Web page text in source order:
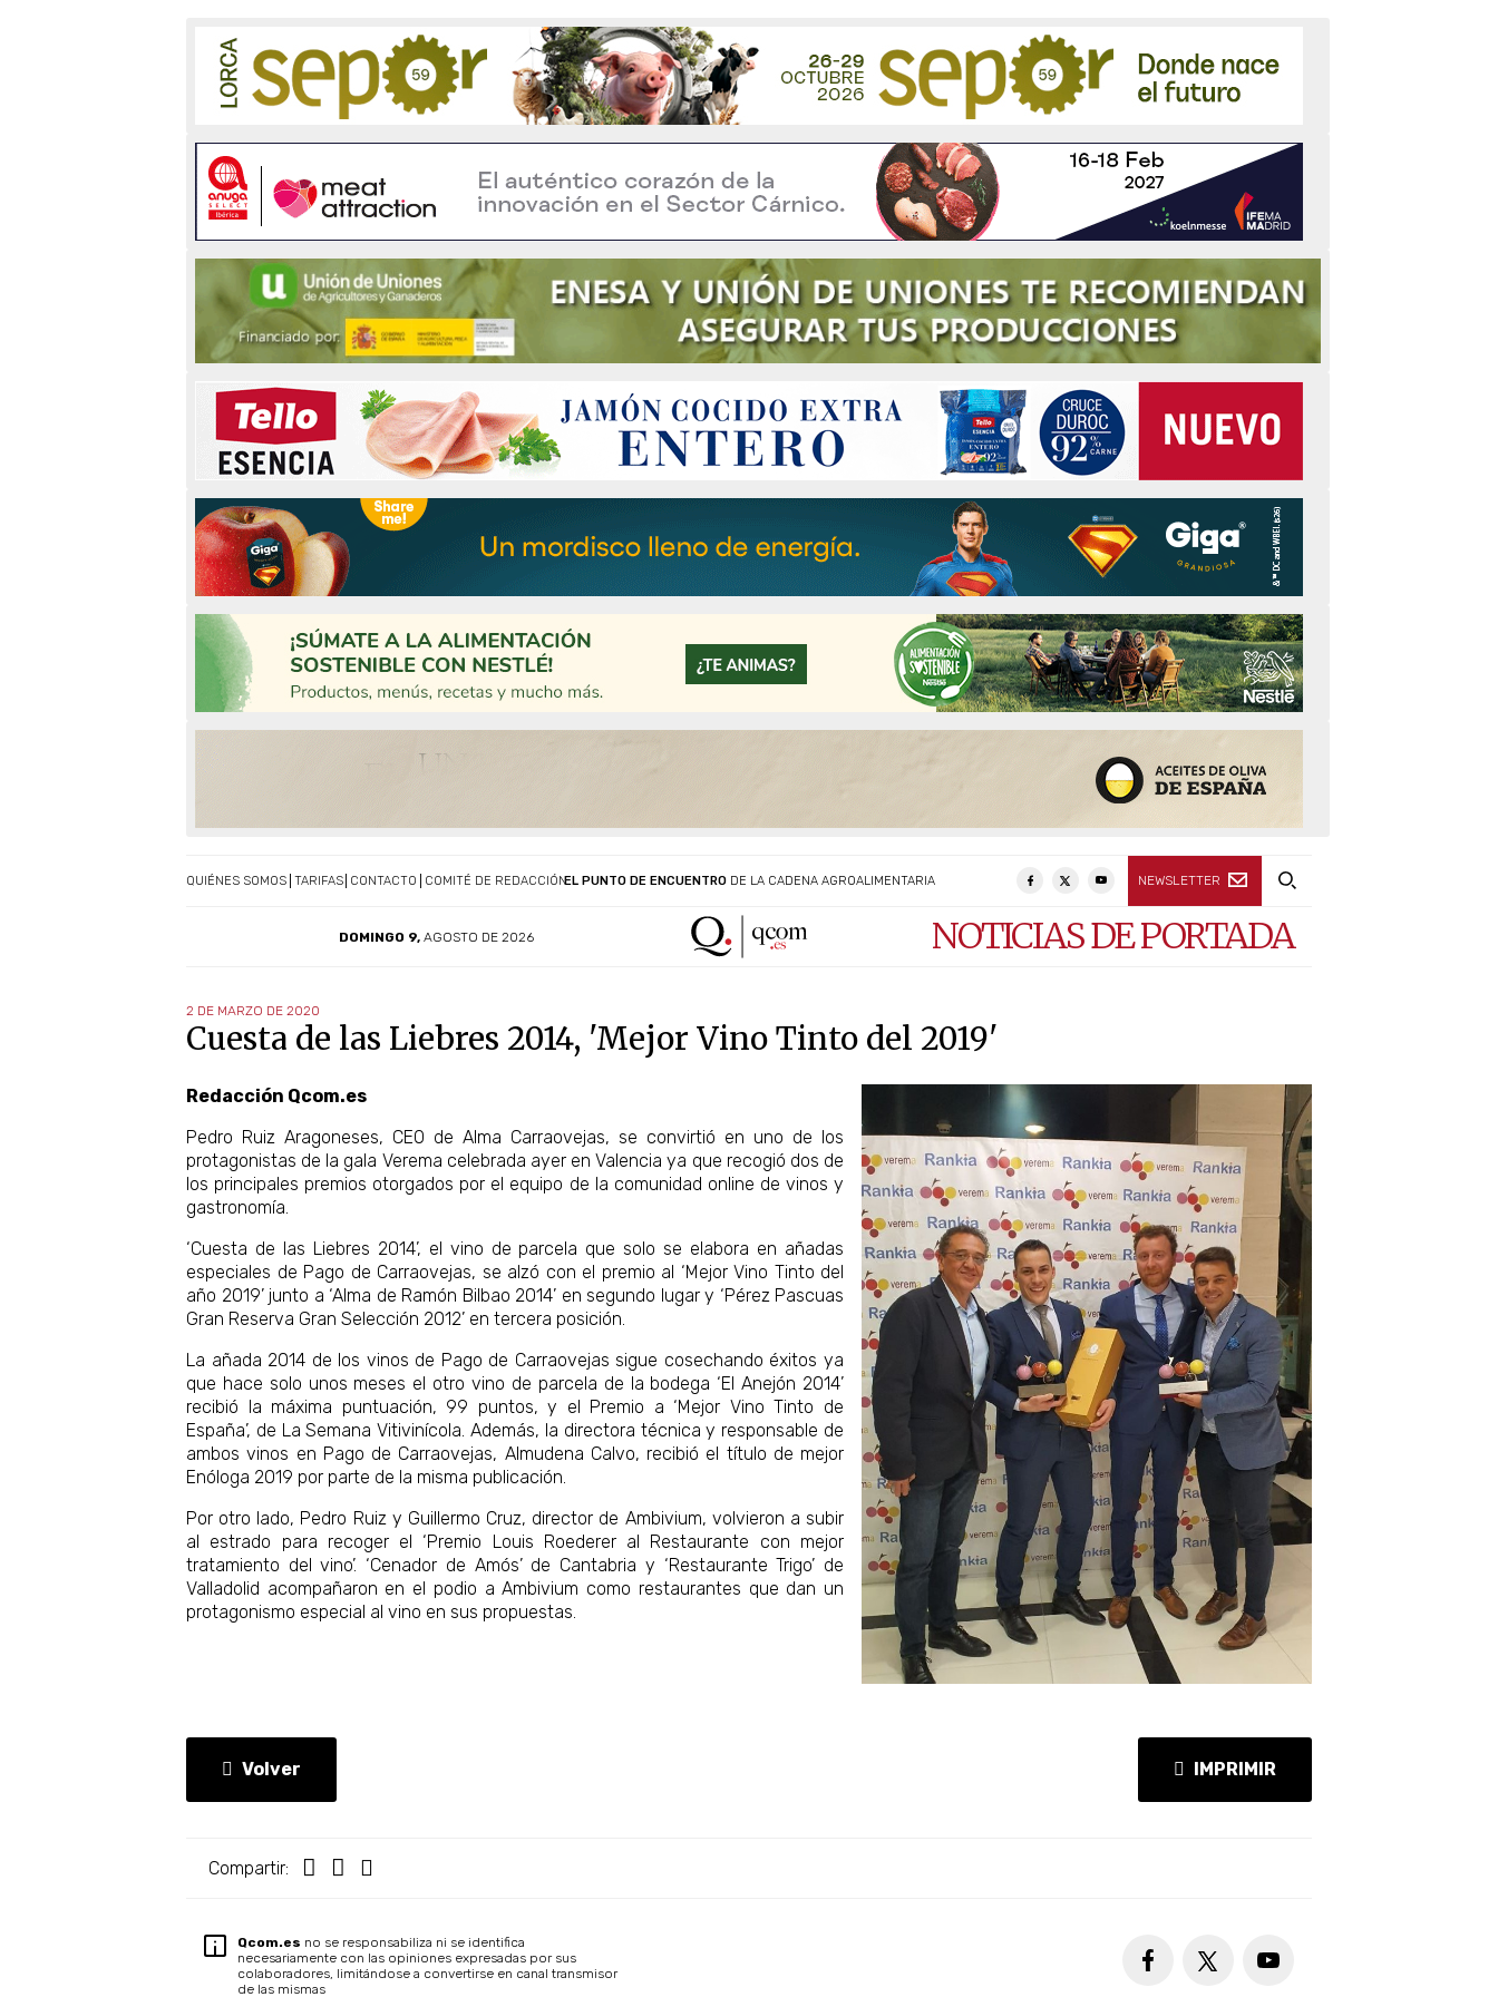
QUIÉNES SOMOS TARIFAS CONTACTO COMITÉ DE REDACCIÓN NEWSLETTER
EL PUNTO DE ENCUENTRODE LA CADENA AGROALIMENTARIA
DOMINGO 9, AGOSTO DE 2026 NOTICIAS DE PORTADA
2 DE MARZO DE 2020
Cuesta de las Liebres 2014, 'Mejor Vino Tinto del 2019'
Redacción Qcom.es
Pedro Ruiz Aragoneses, CEO de Alma Carraovejas, se convirtió en uno de los
protagonistas de la gala Verema celebrada ayer en Valencia ya que recogió dos de
los principales premios otorgados por el equipo de la comunidad online de vinos y
gastronomía.
‘Cuesta de las Liebres 2014’, el vino de parcela que solo se elabora en añadas
especiales de Pago de Carraovejas, se alzó con el premio al ‘Mejor Vino Tinto del
año 2019’ junto a ‘Alma de Ramón Bilbao 2014’ en segundo lugar y ‘Pérez Pascuas
Gran Reserva Gran Selección 2012’ en tercera posición.
La añada 2014 de los vinos de Pago de Carraovejas sigue cosechando éxitos ya
que hace solo unos meses el otro vino de parcela de la bodega ‘El Anejón 2014’
recibió la máxima puntuación, 99 puntos, y el Premio a ‘Mejor Vino Tinto de
España’, de La Semana Vitivinícola. Además, la directora técnica y responsable de
ambos vinos en Pago de Carraovejas, Almudena Calvo, recibió el título de mejor
Enóloga 2019 por parte de la misma publicación.
Por otro lado, Pedro Ruiz y Guillermo Cruz, director de Ambivium, volvieron a subir
al estrado para recoger el ‘Premio Louis Roederer al Restaurante con mejor
tratamiento del vino’. ‘Cenador de Amós’ de Cantabria y ‘Restaurante Trigo’ de
Valladolid acompañaron en el podio a Ambivium como restaurantes que dan un
protagonismo especial al vino en sus propuestas.
Volver IMPRIMIR
Compartir:
Qcom.es no se responsabiliza ni se identifica
necesariamente con las opiniones expresadas por sus
colaboradores, limitándose a convertirse en canal transmisor
de las mismas